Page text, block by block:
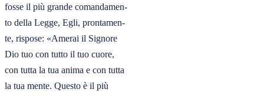
fosse il più grande comandamen-
to della Legge, Egli, prontamen-
te, rispose: «Amerai il Signore
Dio tuo con tutto il tuo cuore,
con tutta la tua anima e con tutta
la tua mente. Questo è il più